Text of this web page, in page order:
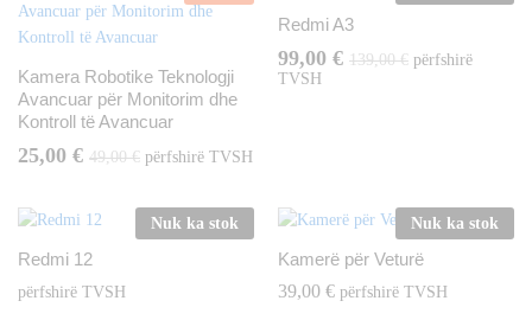
Kamera Robotike Teknologji
Avancuar për Monitorim dhe
Kontroll të Avancuar
25,00 € 49,00€ përfshirë TVSH
Redmi A3
99,00 € 139,00€ përfshirë
TVSH
Nuk ka stok
Redmi 12
përfshirë TVSH
Nuk ka stok
Kamerë për Veturë
39,00 € përfshirë TVSH